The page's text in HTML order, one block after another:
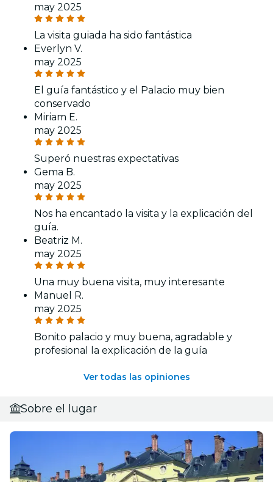
may 2025
La visita guiada ha sido fantástica
Everlyn V.
may 2025
El guía fantástico y el Palacio muy bien
conservado
Miriam E.
may 2025
Superó nuestras expectativas
Gema B.
may 2025
Nos ha encantado la visita y la explicación del
guía.
Beatriz M.
may 2025
Una muy buena visita, muy interesante
Manuel R.
may 2025
Bonito palacio y muy buena, agradable y
profesional la explicación de la guía
Ver todas las opiniones
Sobre el lugar